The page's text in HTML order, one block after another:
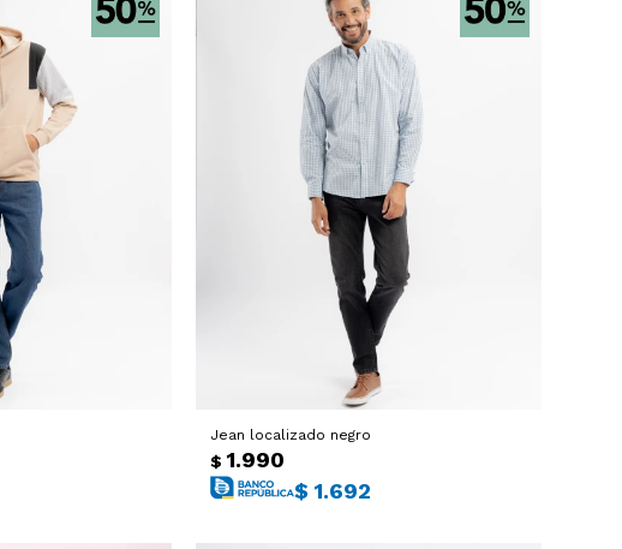
Jean localizado negro
$ 1.990
$ 1.692